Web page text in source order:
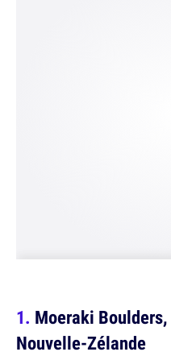
Moeraki
Nouvelle-Zélande